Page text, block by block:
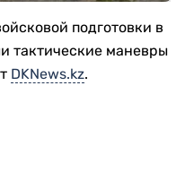
подготовки в
тактические маневры
DKNews.kz.